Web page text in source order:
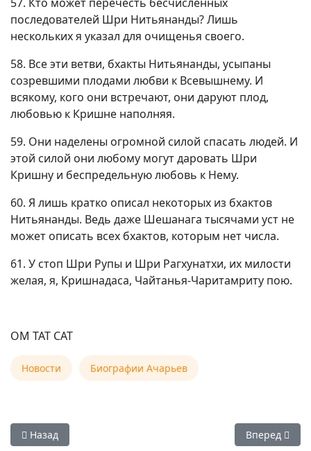
последователей Шри Нитьянанды? Лишь
нескольких я указал для очищенья своего.
58. Все эти ветви, бхакты Нитьянанды, усыпаны
созревшими плодами любви к Всевышнему. И
всякому, кого они встречают, они даруют плод,
любовью к Кришне наполняя.
59. Они наделены огромной силой спасать людей. И
этой силой они любому могут даровать Шри
Кришну и беспредельную любовь к Нему.
60. Я лишь кратко описал некоторых из бхактов
Нитьянанды. Ведь даже Шешанага тысячами уст не
может описать всех бхактов, которым нет числа.
61. У стоп Шри Рупы и Шри Рагхунатхи, их милости
желая, я, Кришнадаса, Чайтанья-Чаритамриту пою.
ОМ ТАТ САТ
Новости Биографии Ачарьев
Предыдущий: 17 октября 2025 (для Украины) — Рама
Назад Следующий:
Вперед